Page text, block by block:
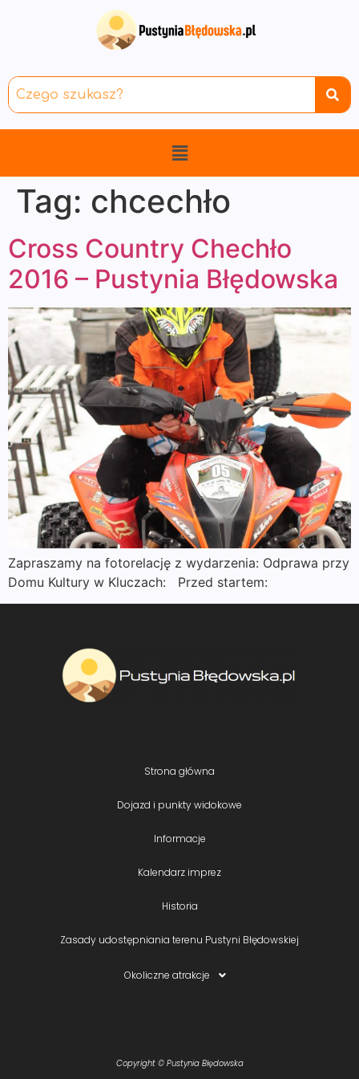
Tag: chcechło
Cross Country Chechło
2016 – Pustynia Błędowska
Zapraszamy na fotorelację z wydarzenia: Odprawa przy
Domu Kultury w Kluczach: Przed startem:
Strona główna
Dojazd i punkty widokowe
Informacje
Kalendarz imprez
Historia
Zasady udostępniania terenu Pustyni Błędowskiej
Okoliczne atrakcje
Copyright © Pustynia Błędowska